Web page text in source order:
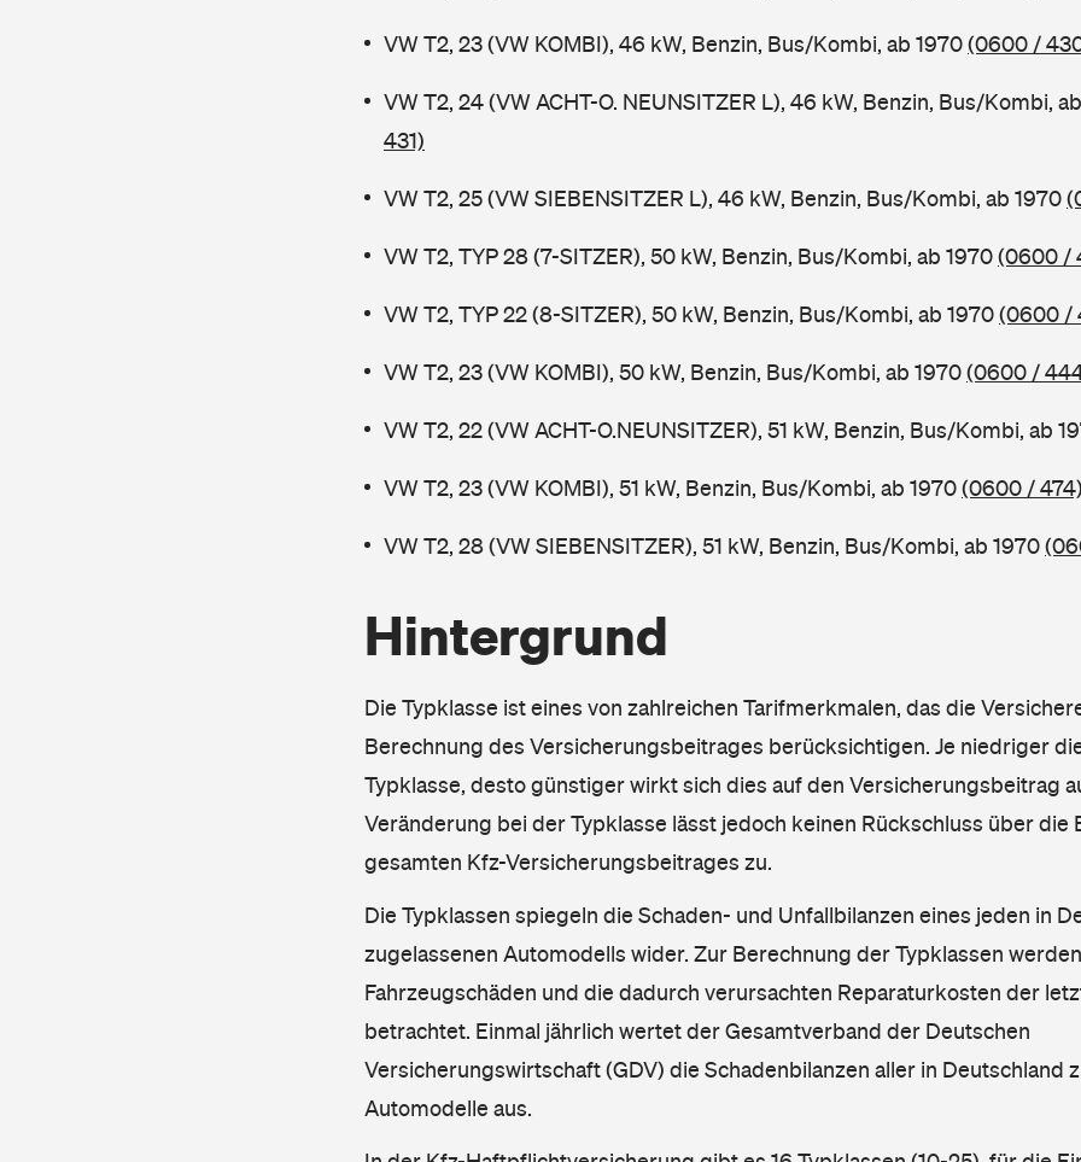
VW T2, 23 (VW KOMBI), 46 kW, Benzin, Bus/Kombi, ab 1970(0600 /
VW T2, 24 (VW ACHT-O. NEUNSITZER L), 46 kW, Benzin, Bus/Kombi,
431)
VW T2, 25 (VW SIEBENSITZER L), 46 kW, Benzin, Bus/Kombi, ab 1970
VW T2, TYP 28 (7-SITZER), 50 kW, Benzin, Bus/Kombi, ab 1970(0600 /
VW T2, TYP 22 (8-SITZER), 50 kW, Benzin, Bus/Kombi, ab 1970(0600 /
VW T2, 23 (VW KOMBI), 50 kW, Benzin, Bus/Kombi, ab 1970(0600 /
VW T2, 22 (VW ACHT-O.NEUNSITZER), 51 kW, Benzin, Bus/Kombi, ab
VW T2, 23 (VW KOMBI), 51 kW, Benzin, Bus/Kombi, ab 1970(0600 /
VW T2, 28 (VW SIEBENSITZER), 51 kW, Benzin, Bus/Kombi, ab 1970
Hintergrund
Die Typklasse ist eines von zahlreichen Tarifmerkmalen, das die
Berechnung des Versicherungsbeitrages berücksichtigen. Je niedriger
Typklasse, desto günstiger wirkt sich dies auf den Versicherungsbeitrag
Veränderung bei der Typklasse lässt jedoch keinen Rückschluss über die
gesamten Kfz-Versicherungsbeitrages zu.
Die Typklassen spiegeln die Schaden- und Unfallbilanzen eines jeden in
zugelassenen Automodells wider. Zur Berechnung der Typklassen
Fahrzeugschäden und die dadurch verursachten Reparaturkosten der
betrachtet. Einmal jährlich wertet der Gesamtverband der Deutschen
Versicherungswirtschaft (GDV) die Schadenbilanzen aller in Deutschland
Automodelle aus.